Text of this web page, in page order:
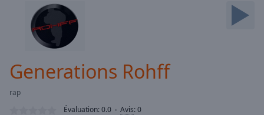
Forward
Loaded
Generations Rohff
rap
Évaluation:0.0 Avis:0